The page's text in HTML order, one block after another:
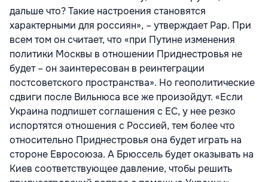
дальше что? Такие настроения становятся
характерными для россиян», – утверждает Рар. При
всем том он считает, что «при Путине изменения
политики Москвы в отношении Приднестровья не
будет – он заинтересован в реинтеграции
постсоветского пространства». Но геополитические
сдвиги после Вильнюса все же произойдут. «Если
Украина подпишет соглашения с ЕС, у нее резко
испортятся отношения с Россией, тем более что
относительно Приднестровья она будет играть на
стороне Евросоюза. А Брюссель будет оказывать на
Киев соответствующее давление, чтобы решить